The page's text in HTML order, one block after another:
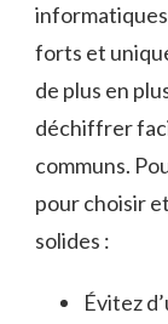
informatiques
forts et
de plus en
⁢déchiffrer
communs.
pour choisir
solides :
Évitez